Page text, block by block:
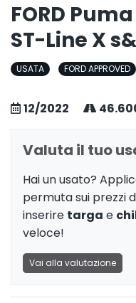
FORD
ST-Line X
USATA FORD APPROVED
12/2022
Valuta il tuo
Hai un usato?
permuta sui prezzi
inserire targa e
veloce!
Vai alla valutazione